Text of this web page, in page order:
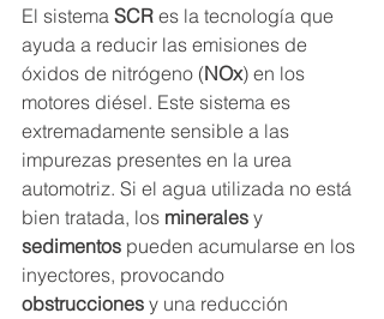
El sistema SCR es la tecnología que
ayuda a reducir las emisiones de
óxidos de nitrógeno (NOx) en los
motores diésel. Este sistema es
extremadamente sensible a las
impurezas presentes en la urea
automotriz. Si el agua utilizada no está
bien tratada, los minerales y
sedimentos pueden acumularse en los
inyectores, provocando
obstrucciones y una reducción